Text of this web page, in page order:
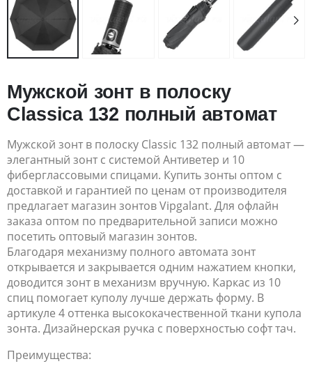
Мужской зонт в полоску
Classica 132 полный автомат
Мужской зонт в полоску Classic 132 полный автомат —
элегантный зонт с системой Антиветер и 10
фиберглассовыми спицами. Купить зонты оптом с
доставкой и гарантией по ценам от производителя
предлагает магазин зонтов Vipgalant. Для офлайн
заказа оптом по предварительной записи можно
посетить оптовый магазин зонтов.
Благодаря механизму полного автомата зонт
открывается и закрывается одним нажатием кнопки,
доводится зонт в механизм вручную. Каркас из 10
спиц помогает куполу лучше держать форму. В
артикуле 4 оттенка высококачественной ткани купола
зонта. Дизайнерская ручка с поверхностью софт тач.
Преимущества: